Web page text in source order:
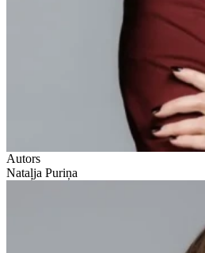
Autors
Nataļja Puriņa